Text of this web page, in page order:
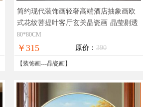
简约现代装饰画轻奢高端酒店抽象画欧
式花纹菩提叶客厅玄关晶瓷画 晶莹剔透
奢华极致工厂直销十五天无理由退换
80*80CM
￥315 原价： 390
【装饰画---晶瓷画】